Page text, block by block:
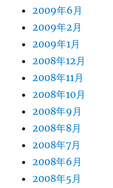
2009年6月
2009年2月
2009年1月
2008年12月
2008年11月
2008年10月
2008年9月
2008年8月
2008年7月
2008年6月
2008年5月